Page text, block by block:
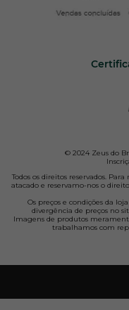
© 2024 Zeus do
Todos os direitos reservados.
atacado e reservamo-nos o
Os preços e condições da
divergência de preços no
Imagens de produtos
trabalhamos com